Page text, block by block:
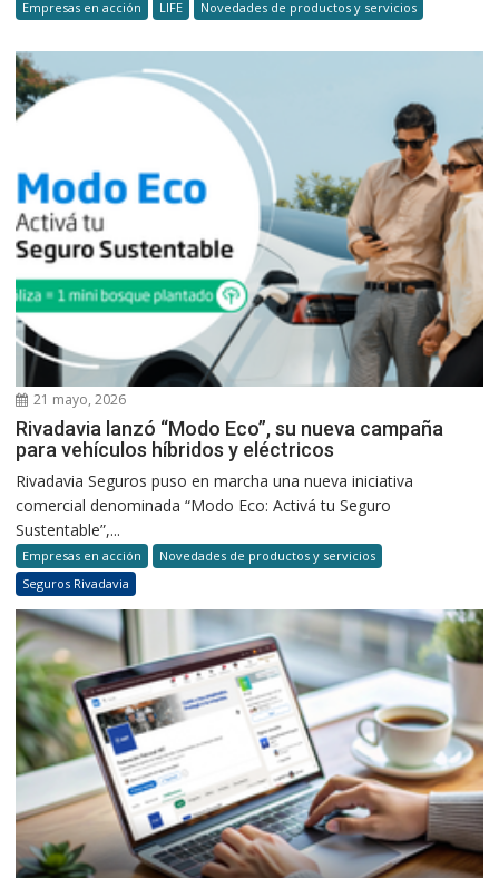
Empresas en acción LIFE Novedades de productos y servicios
21 mayo, 2026
Rivadavia lanzó “Modo Eco”, su nueva campaña
para vehículos híbridos y eléctricos
Rivadavia Seguros puso en marcha una nueva iniciativa
comercial denominada “Modo Eco: Activá tu Seguro
Sustentable”,...
Empresas en acción
Novedades de productos y servicios
Seguros Rivadavia